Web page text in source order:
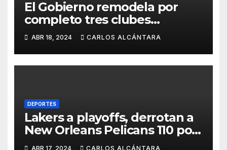
El Gobierno remodela por
completo tres clubes
emblemáticos de Santiago
Deportes interviene el
Gregorio Urbano Gilbert,
Sameji y el Fernando -Plaza-
ABR 18, 2024 CARLOS ALCÁNTARA
DEPORTES
Lakers a playoffs, derrotan a
New Orleans Pelicans 110 por
106
ABR 17, 2024 CARLOS ALCÁNTARA